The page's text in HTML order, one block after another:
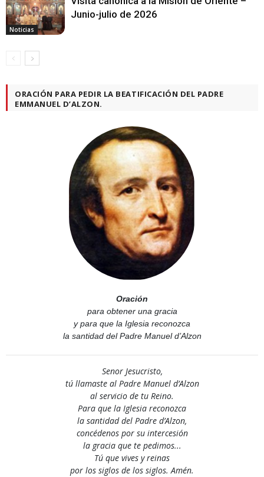
Noticias
Junio-julio de 2026
ORACIÓN PARA PEDIR LA BEATIFICACIÓN DEL PADRE
EMMANUEL D’ALZON.
Oración
para obtener una gracia
y para que la Iglesia reconozca
la santidad del Padre Manuel d’Alzon
Senor Jesucristo,
tú llamaste al Padre Manuel d’Alzon
al servicio de tu Reino.
Para que la Iglesia reconozca
la santidad del Padre d’Alzon,
concédenos por su intercesión
la gracia que te pedimos...
Tú que vives y reinas
por los siglos de los siglos. Amén.